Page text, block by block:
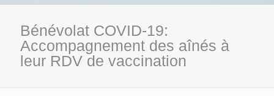
Bénévolat COVID-19:
Accompagnement des aînés à
leur RDV de vaccination